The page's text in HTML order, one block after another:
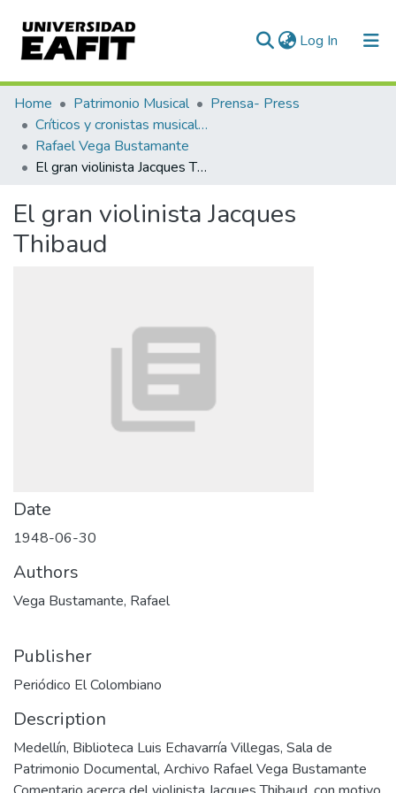
Log In (current)
Communities & Collections
All of DSpace
Statistics
Home Patrimonio Musical
Prensa- Press
Críticos y cronistas musicales
Rafael Vega Bustamante
El gran violinista Jacques Thibaud
El gran violinista Jacques
Thibaud
Date
1948-06-30
Authors
Vega Bustamante, Rafael
Publisher
Periódico El Colombiano
Description
Medellín, Biblioteca Luis Echavarría Villegas, Sala de
Patrimonio Documental, Archivo Rafael Vega Bustamante